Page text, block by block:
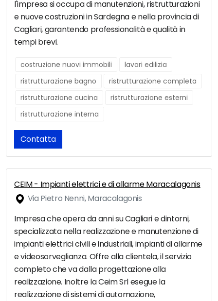
l'impresa si occupa di manutenzioni, ristrutturazioni
e nuove costruzioni in Sardegna e nella provincia di
Cagliari, garantendo professionalità e qualità in
tempi brevi.
costruzione nuovi immobili
lavori edilizia
ristrutturazione bagno
ristrutturazione completa
ristrutturazione cucina
ristrutturazione esterni
ristrutturazione interna
Contatta
CEIM - Impianti elettrici e di allarme Maracalagonis
Via Pietro Nenni, Maracalagonis
Impresa che opera da anni su Cagliari e dintorni,
specializzata nella realizzazione e manutenzione di
impianti elettrici civili e industriali, impianti di allarme
e videosorveglianza. Offre alla clientela, il servizio
completo che va dalla progettazione alla
realizzazione. Inoltre la Ceim Srl esegue la
realizzazione di sistemi di automazione,